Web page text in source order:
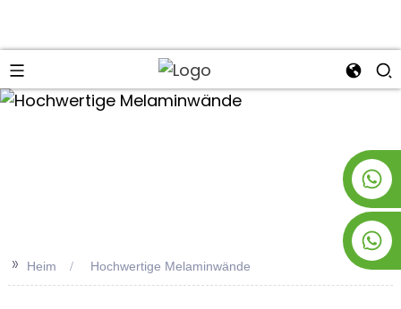
>>
Heim Hochwertige Melaminwände